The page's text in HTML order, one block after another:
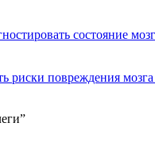
состояние
риски повреждения